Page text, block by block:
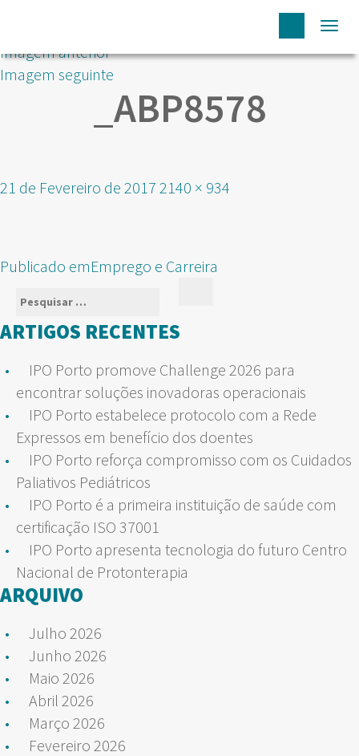
Imagem anterior
Imagem seguinte
_ABP8578
Publicado
21 de Fevereiro de 2017 Tamanho
2140 × 934
NAVEGAÇÃO
ARTIGOS
Publicado emEmprego e Carreira
Pesquisar
por:
ARTIGOS RECENTES
IPO Porto promove Challenge 2026 para
encontrar soluções inovadoras operacionais
IPO Porto estabelece protocolo com a Rede
Expressos em benefício dos doentes
IPO Porto reforça compromisso com os Cuidados
Paliativos Pediátricos
IPO Porto é a primeira instituição de saúde com
certificação ISO 37001
IPO Porto apresenta tecnologia do futuro Centro
Nacional de Protonterapia
ARQUIVO
Julho 2026
Junho 2026
Maio 2026
Abril 2026
Março 2026
Fevereiro 2026